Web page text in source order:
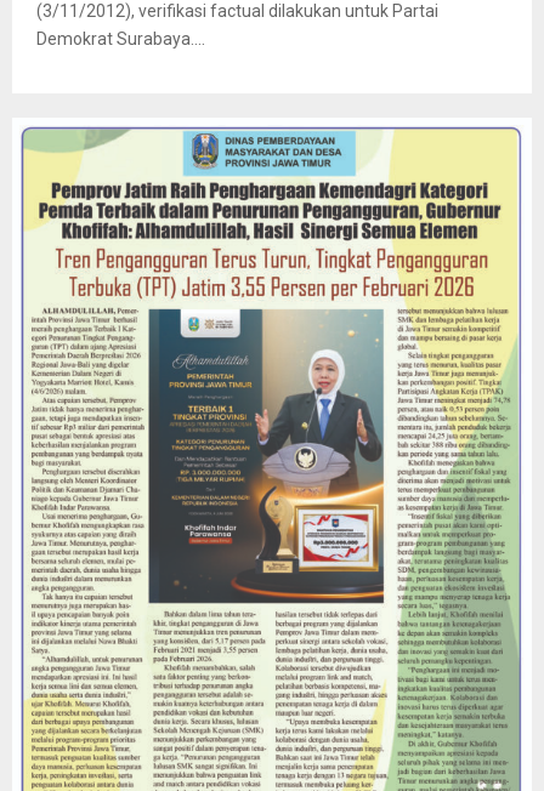
(3/11/2012), verifikasi factual dilakukan untuk Partai
Demokrat Surabaya....